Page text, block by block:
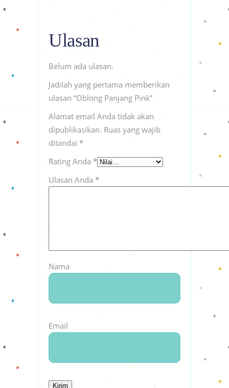
Ulasan
Belum ada ulasan.
Jadilah yang pertama memberikan
ulasan “Oblong Panjang Pink”
Alamat email Anda tidak akan
dipublikasikan. Ruas yang wajib
ditandai *
Rating Anda *
Ulasan Anda *
Nama
Email